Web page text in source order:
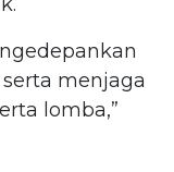
menjaga
lomba,”